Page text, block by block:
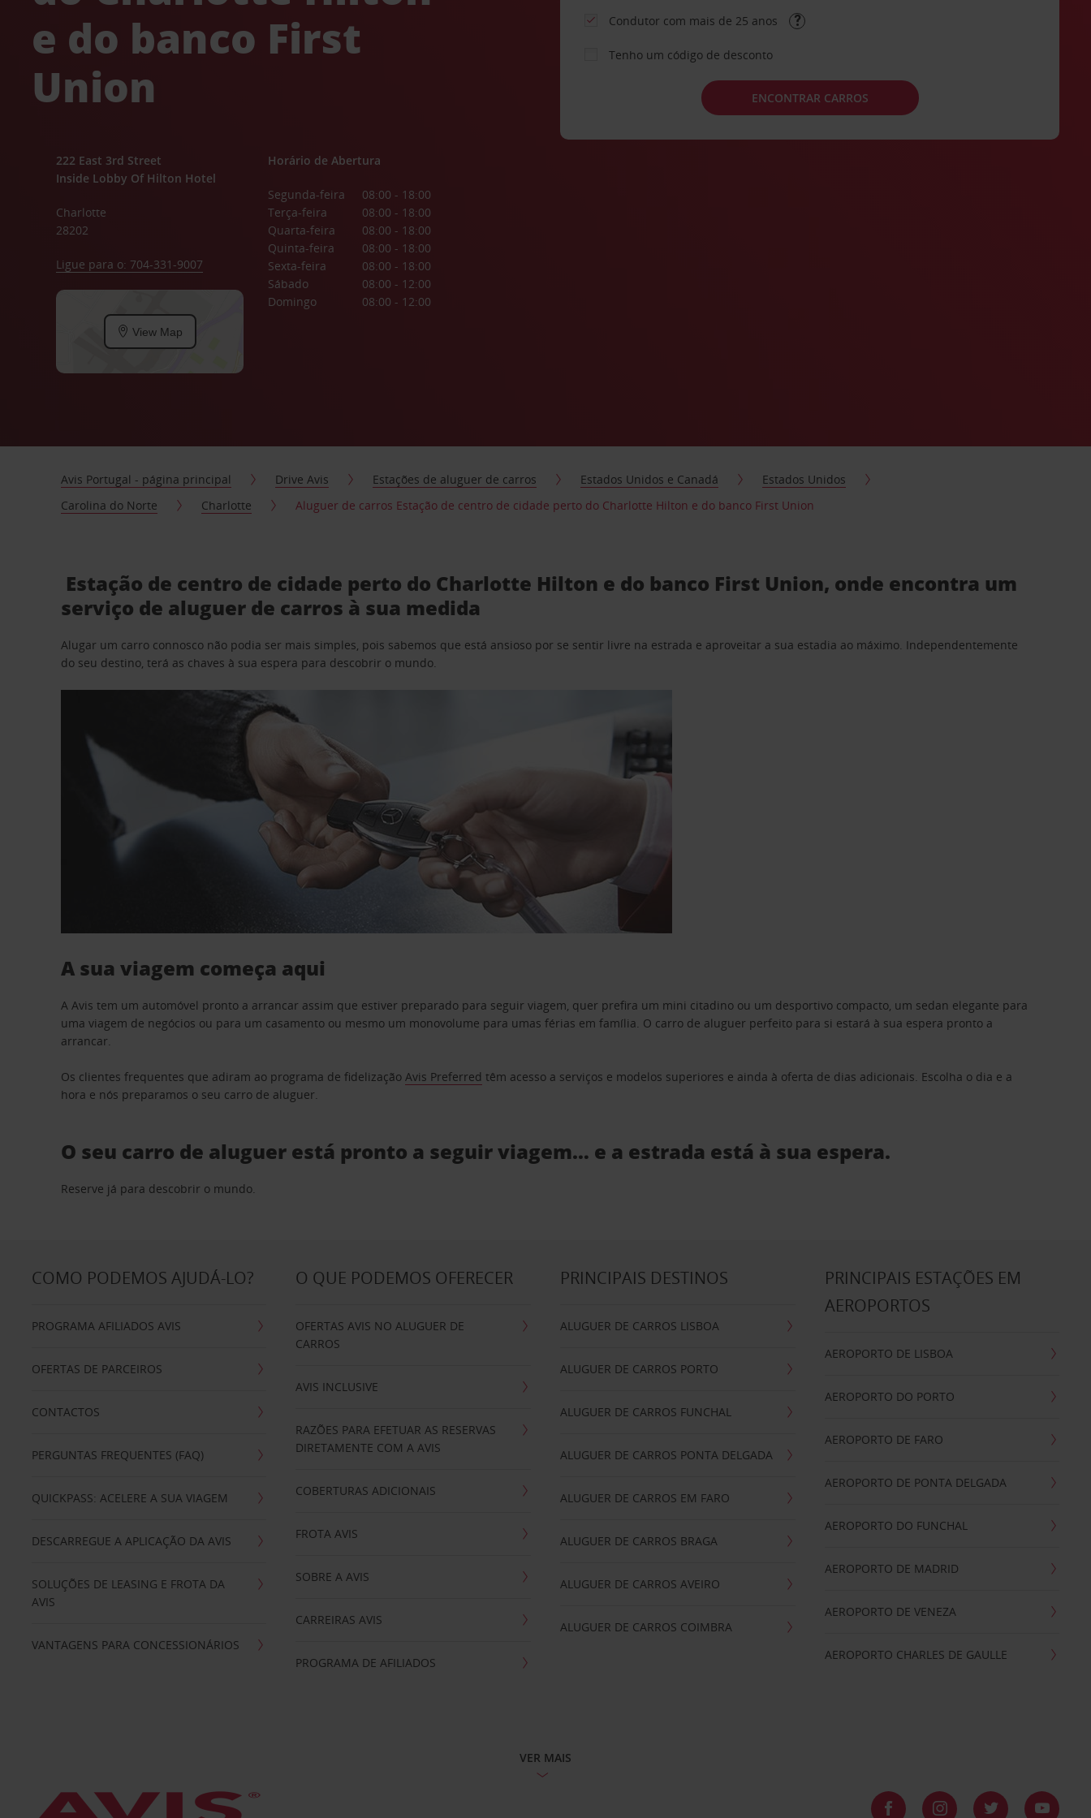
e do banco First
Union
222 East 3rd Street
Inside Lobby Of Hilton Hotel
Charlotte
28202
Ligue para o: 704-331-9007
View Map
Horário de Abertura
Segunda-feira
08:00 - 18:00
Terça-feira
08:00 - 18:00
Quarta-feira
08:00 - 18:00
Quinta-feira
08:00 - 18:00
Sexta-feira
08:00 - 18:00
Sábado
08:00 - 12:00
Domingo
08:00 - 12:00
Condutor com mais de 25 anos
Tenho um código de desconto
ENCONTRAR CARROS
Avis Portugal - página principal Drive Avis Estações de aluguer de carros Estados Unidos e Canadá
Estados Unidos
Carolina do Norte
Charlotte Aluguer de carros Estação de centro de cidade perto do Charlotte Hilton e do banco First Union
Estação de centro de cidade perto do Charlotte Hilton e do banco First Union, onde encontra um
serviço de aluguer de carros à sua medida
Alugar um carro connosco não podia ser mais simples, pois sabemos que está ansioso por se sentir livre na estrada e aproveitar a sua estadia ao máximo. Independentemente
do seu destino, terá as chaves à sua espera para descobrir o mundo.
A sua viagem começa aqui
A Avis tem um automóvel pronto a arrancar assim que estiver preparado para seguir viagem, quer prefira um mini citadino ou um desportivo compacto, um sedan elegante para
uma viagem de negócios ou para um casamento ou mesmo um monovolume para umas férias em família. O carro de aluguer perfeito para si estará à sua espera pronto a
arrancar.
Os clientes frequentes que adiram ao programa de fidelizaçãoAvis Preferred têm acesso a serviços e modelos superiores e ainda à oferta de dias adicionais. Escolha o dia e a
hora e nós preparamos o seu carro de aluguer.
O seu carro de aluguer está pronto a seguir viagem… e a estrada está à sua espera.
Reserve já para descobrir o mundo.
COMO PODEMOS AJUDÁ-LO?
PROGRAMA AFILIADOS AVIS
OFERTAS DE PARCEIROS
CONTACTOS
PERGUNTAS FREQUENTES (FAQ)
QUICKPASS: ACELERE A SUA VIAGEM
DESCARREGUE A APLICAÇÃO DA AVIS
SOLUÇÕES DE LEASING E FROTA DA
AVIS
VANTAGENS PARA CONCESSIONÁRIOS
O QUE PODEMOS OFERECER
OFERTAS AVIS NO ALUGUER DE
CARROS
AVIS INCLUSIVE
RAZÕES PARA EFETUAR AS RESERVAS
DIRETAMENTE COM A AVIS
COBERTURAS ADICIONAIS
FROTA AVIS
SOBRE A AVIS
CARREIRAS AVIS
PROGRAMA DE AFILIADOS
PRINCIPAIS DESTINOS
ALUGUER DE CARROS LISBOA
ALUGUER DE CARROS PORTO
ALUGUER DE CARROS FUNCHAL
ALUGUER DE CARROS PONTA DELGADA
ALUGUER DE CARROS EM FARO
ALUGUER DE CARROS BRAGA
ALUGUER DE CARROS AVEIRO
ALUGUER DE CARROS COIMBRA
PRINCIPAIS ESTAÇÕES EM
AEROPORTOS
AEROPORTO DE LISBOA
AEROPORTO DO PORTO
AEROPORTO DE FARO
AEROPORTO DE PONTA DELGADA
AEROPORTO DO FUNCHAL
AEROPORTO DE MADRID
AEROPORTO DE VENEZA
AEROPORTO CHARLES DE GAULLE
VER MAIS